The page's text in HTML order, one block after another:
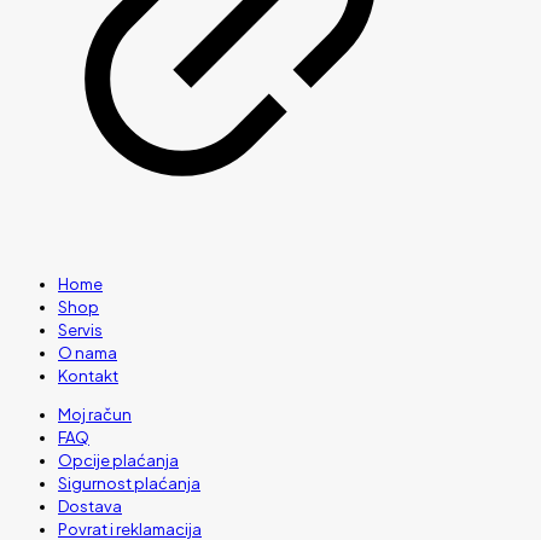
Home
Shop
Servis
O nama
Kontakt
Moj račun
FAQ
Opcije plaćanja
Sigurnost plaćanja
Dostava
Povrat i reklamacija